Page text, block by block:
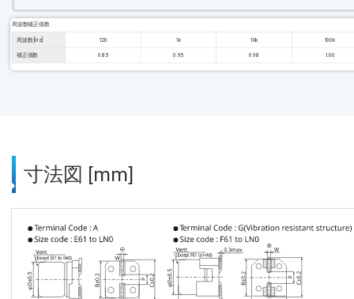
周波数補正係数
周波数 [Hz] 120 1k 10k 100k
補正係数 0.85 0.95 0.98 1.00
寸法図 [mm]